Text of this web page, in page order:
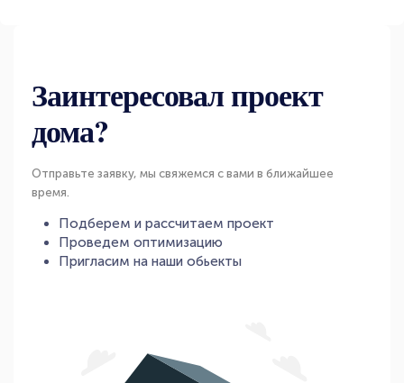
Заинтересовал проект
дома?
Отправьте заявку, мы свяжемся с вами в ближайшее
время.
Подберем и рассчитаем проект
Проведем оптимизацию
Пригласим на наши обьекты